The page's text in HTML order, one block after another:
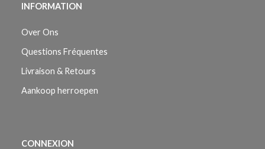
INFORMATION
Over Ons
Questions Fréquentes
Livraison & Retours
Aankoop herroepen
CONNEXION